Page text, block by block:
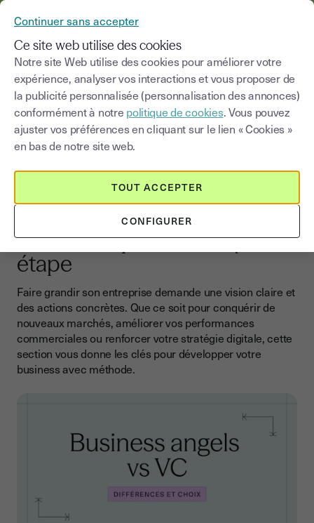
Blog|Développer son business
Choisir une catégorie Saisissez un terme
Développer son business
Boostez la croissance de
votre entreprise à chaque
étape
Faire grandir son entreprise demande une vision claire et
des actions concrètes. Que ce soit pour conquérir de
nouveaux marchés, améliorer vos performances
commerciales ou renforcer votre stratégie digitale, cette
section vous donne les clés pour développer votre
business avec méthode.
Continuer sans accepter
Ce site web utilise des cookies
Notre site Web utilise des cookies pour améliorer votre
expérience, analyser vos interactions et vous proposer de
la publicité personnalisée (personnalisation des annonces)
conformément à notre politique de cookies. Vous pouvez
ajuster vos préférences en cliquant sur le lien « Cookies »
en bas de notre site web.
CONFIGURER
TOUT ACCEPTER